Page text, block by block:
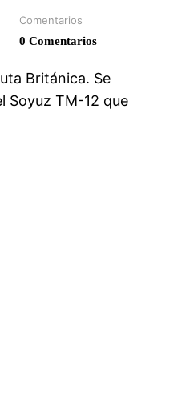
Comentarios
0 Comentarios
Británica. Se
Soyuz TM-12 que